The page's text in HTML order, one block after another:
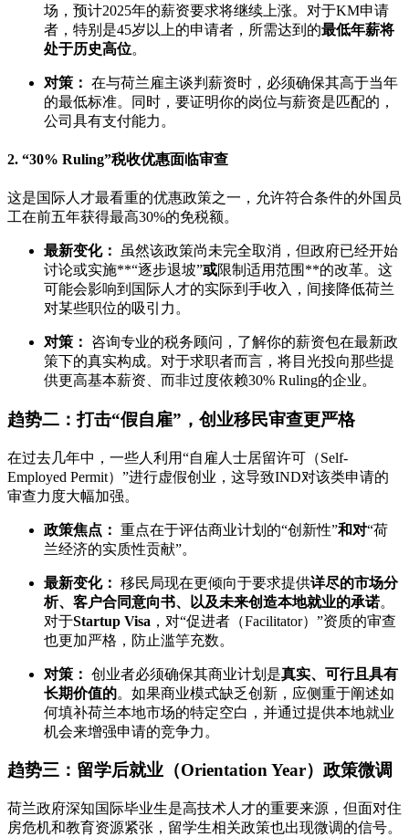
场，预计2025年的薪资要求将继续上涨。对于KM申请
者，特别是45岁以上的申请者，所需达到的最低年薪将
处于历史高位。
对策： 在与荷兰雇主谈判薪资时，必须确保其高于当年
的最低标准。同时，要证明你的岗位与薪资是匹配的，
公司具有支付能力。
2. “30% Ruling”税收优惠面临审查
这是国际人才最看重的优惠政策之一，允许符合条件的外国员
工在前五年获得最高30%的免税额。
最新变化：
虽然该政策尚未完全取消，但政府已经开始
讨论或实施**“逐步退坡”或限制适用范围**的改革。这
可能会影响到国际人才的实际到手收入，间接降低荷兰
对某些职位的吸引力。
对策：
咨询专业的税务顾问，了解你的薪资包在最新政
策下的真实构成。对于求职者而言，将目光投向那些提
供更高基本薪资、而非过度依赖30% Ruling的企业。
趋势二：打击“假自雇”，创业移民审查更严格
在过去几年中，一些人利用“自雇人士居留许可（Self-
Employed Permit）”进行虚假创业，这导致IND对该类申请的
审查力度大幅加强。
政策焦点： 重点在于评估商业计划的“创新性”和对“荷
兰经济的实质性贡献”。
最新变化： 移民局现在更倾向于要求提供详尽的市场分
析、客户合同意向书、以及未来创造本地就业的承诺。
对于Startup Visa ，对“促进者（Facilitator）”资质的审查
也更加严格，防止滥竽充数。
对策： 创业者必须确保其商业计划是真实、可行且具有
长期价值的。如果商业模式缺乏创新，应侧重于阐述如
何填补荷兰本地市场的特定空白，并通过提供本地就业
机会来增强申请的竞争力。
趋势三：留学后就业（Orientation Year）政策微调
荷兰政府深知国际毕业生是高技术人才的重要来源，但面对住
房危机和教育资源紧张，留学生相关政策也出现微调的信号。